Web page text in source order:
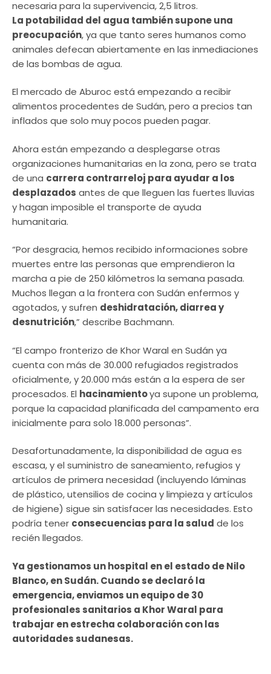
necesaria para la supervivencia, 2,5 litros.
La potabilidad del agua también supone una
preocupación, ya que tanto seres humanos como
animales defecan abiertamente en las inmediaciones
de las bombas de agua.
El mercado de Aburoc está empezando a recibir
alimentos procedentes de Sudán, pero a precios tan
inflados que solo muy pocos pueden pagar.
Ahora están empezando a desplegarse otras
organizaciones humanitarias en la zona, pero se trata
de una carrera contrarreloj para ayudar a los
desplazados antes de que lleguen las fuertes lluvias
y hagan imposible el transporte de ayuda
humanitaria.
“Por desgracia, hemos recibido informaciones sobre
muertes entre las personas que emprendieron la
marcha a pie de 250 kilómetros la semana pasada.
Muchos llegan a la frontera con Sudán enfermos y
agotados, y sufren deshidratación, diarrea y
desnutrición,” describe Bachmann.
“El campo fronterizo de Khor Waral en Sudán ya
cuenta con más de 30.000 refugiados registrados
oficialmente, y 20.000 más están a la espera de ser
procesados. El hacinamientoya supone un problema,
porque la capacidad planificada del campamento era
inicialmente para solo 18.000 personas”.
Desafortunadamente, la disponibilidad de agua es
escasa, y el suministro de saneamiento, refugios y
artículos de primera necesidad (incluyendo láminas
de plástico, utensilios de cocina y limpieza y artículos
de higiene) sigue sin satisfacer las necesidades. Esto
podría tener consecuencias para la salud de los
recién llegados.
Ya gestionamos un hospital en el estado de Nilo
Blanco, en Sudán. Cuando se declaró la
emergencia, enviamos un equipo de 30
profesionales sanitarios a Khor Waral para
trabajar en estrecha colaboración con las
autoridades sudanesas.